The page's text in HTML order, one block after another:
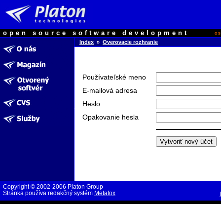
open source software development
Index » Overovacie rozhranie
Používateľské meno
E-mailová adresa
Heslo
Opakovanie hesla
Copyright © 2002-2006 Platon Group
Stránka používa redakčný systém Metafox